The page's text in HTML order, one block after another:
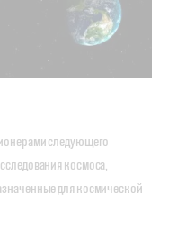
следующего
космоса,
для космической